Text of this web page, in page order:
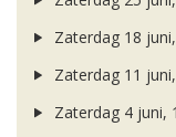
Zaterdag 18
Zaterdag 11
Zaterdag 4 juni,